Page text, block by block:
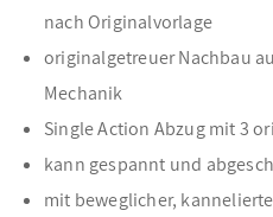
nach Originalvorlage
originalgetreuer Nachbau
Mechanik
Single Action Abzug mit 3
kann gespannt und
mit beweglicher,